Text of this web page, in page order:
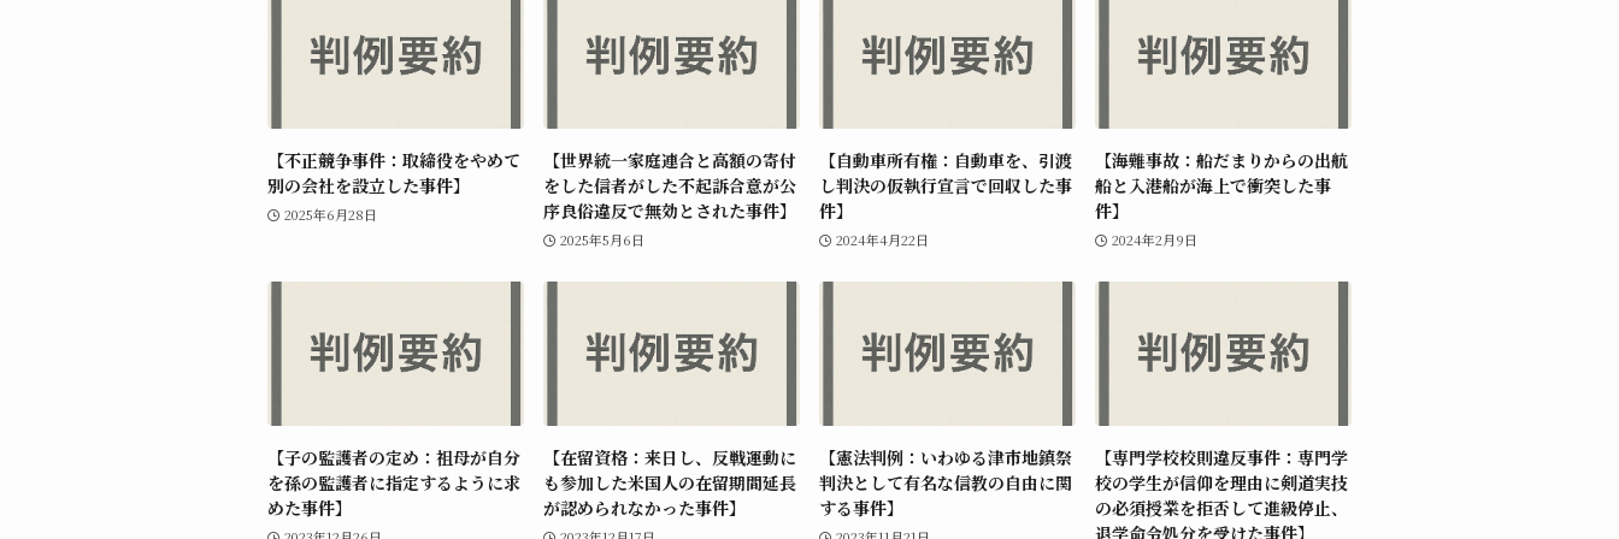
【不正競争事件：取締役をやめて
別の会社を設立した事件】
2025年6月28日
【世界統一家庭連合と高額の寄付
をした信者がした不起訴合意が公
序良俗違反で無効とされた事件】
2025年5月6日
【自動車所有権：自動車を、引渡
し判決の仮執行宣言で回収した事
件】
2024年4月22日
【海難事故：船だまりからの出航
船と入港船が海上で衝突した事
件】
2024年2月9日
【子の監護者の定め：祖母が自分
を孫の監護者に指定するように求
めた事件】
【在留資格：来日し、反戦運動に
も参加した米国人の在留期間延長
が認められなかった事件】
【憲法判例：いわゆる津市地鎮祭
判決として有名な信教の自由に関
する事件】
【専門学校校則違反事件：専門学
校の学生が信仰を理由に剣道実技
の必須授業を拒否して進級停止、
退学命令処分を受けた事件】